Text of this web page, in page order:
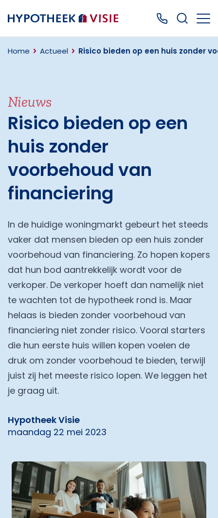
Terug naar home Bel ons: 0499
Home Actueel Risico bieden op een huis zonder
Nieuws
Risico bieden op een
huis zonder
voorbehoud van
financiering
In de huidige woningmarkt gebeurt het steeds
vaker dat mensen bieden op een huis zonder
voorbehoud van financiering. Zo hopen kopers
dat hun bod aantrekkelijk wordt voor de
verkoper. De verkoper hoeft dan namelijk niet
te wachten tot de hypotheek rond is. Maar
helaas is bieden zonder voorbehoud van
financiering niet zonder risico. Vooral starters
die hun eerste huis willen kopen voelen de
druk om zonder voorbehoud te bieden, terwijl
juist zij het meeste risico lopen. We leggen het
je graag uit.
Hypotheek Visie
maandag 22 mei 2023